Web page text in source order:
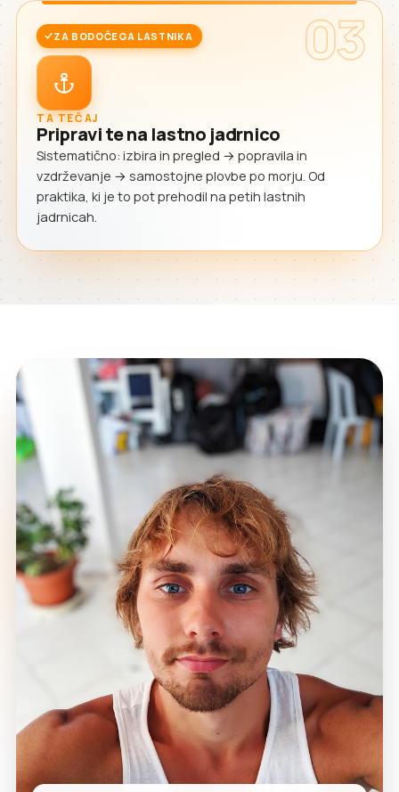
03
ZA BODOČEGA LASTNIKA
TA TEČAJ
Pripravi te na lastno jadrnico
Sistematično: izbira in pregled → popravila in
vzdrževanje → samostojne plovbe po morju. Od
praktika, ki je to pot prehodil na petih lastnih
jadrnicah.